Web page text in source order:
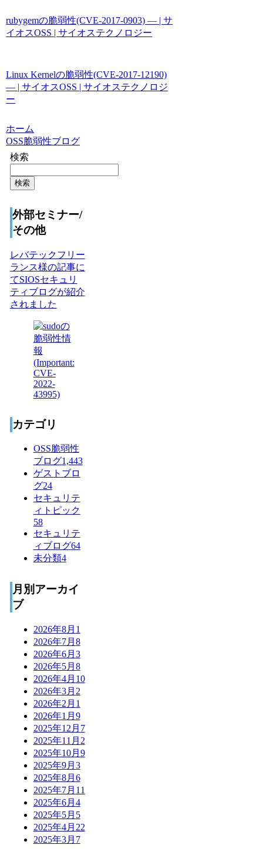
rubygemの脆弱性(CVE-2017-0903) — | サ
イオスOSS | サイオステクノロジー
Linux Kernelの脆弱性(CVE-2017-12190)
— | サイオスOSS | サイオステクノロジ
ー
ホーム
OSS脆弱性ブログ
検索
検索
外部セミナー/
その他
レバテックフリー
ランス様の記事に
てSIOSセキュリ
ティブログが紹介
されました
カテゴリ
OSS脆弱性
ブログ1,443
ゲストブロ
グ24
セキュリテ
ィトピック
58
セキュリテ
ィブログ64
未分類4
月別アーカイ
ブ
2026年8月 1
2026年7月 8
2026年6月 3
2026年5月 8
2026年4月 10
2026年3月 2
2026年2月 1
2026年1月 9
2025年12月 7
2025年11月 2
2025年10月 9
2025年9月 3
2025年8月 6
2025年7月 11
2025年6月 4
2025年5月 5
2025年4月 22
2025年3月 7